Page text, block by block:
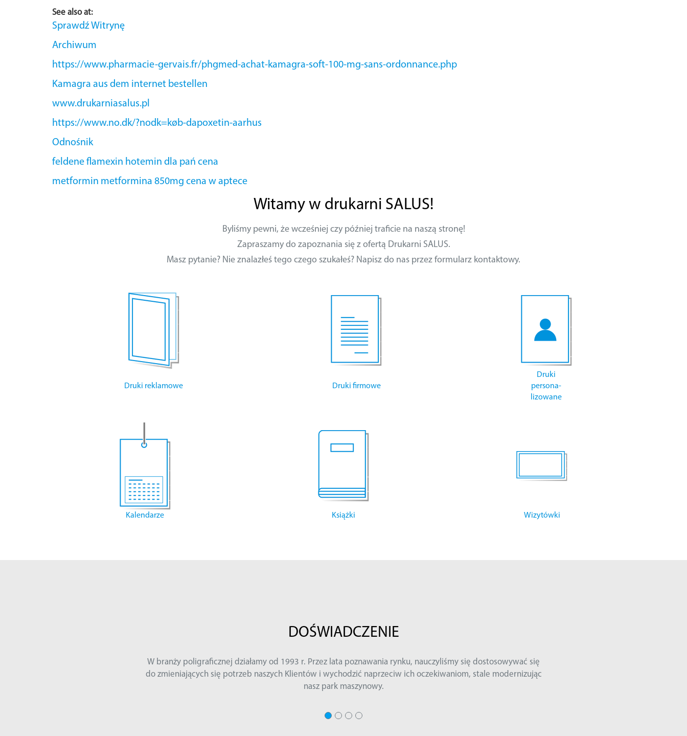
See also at:
Sprawdź Witrynę
Archiwum
https://www.pharmacie-gervais.fr/phgmed-achat-kamagra-soft-100-mg-sans-ordonnance.php
Kamagra aus dem internet bestellen
www.drukarniasalus.pl
https://www.no.dk/?nodk=køb-dapoxetin-aarhus
Odnośnik
feldene flamexin hotemin dla pań cena
metformin metformina 850mg cena w aptece
Witamy w drukarni SALUS!
Byliśmy pewni, że wcześniej czy później traficie na naszą stronę!
Zapraszamy do zapoznania się z ofertą Drukarni SALUS.
Masz pytanie? Nie znalazłeś tego czego szukałeś? Napisz do nas przez formularz kontaktowy.
Druki reklamowe Druki firmowe
Druki
persona-
lizowane
Kalendarze Książki Wizytówki
Wiemy jak ważny jest czas i z jakimi stratami, nie tylko finansowymi, może się wiązać
terminie. Dlatego ponad 99% naszych prac wykonujemy przed ustalonym terminem.